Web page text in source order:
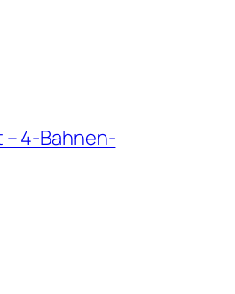
4-Bahnen-